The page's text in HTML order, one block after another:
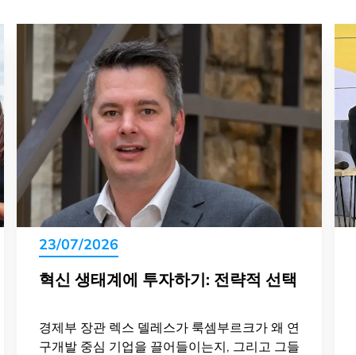
23/07/2026
혁신 생태계에 투자하기: 전략적 선택
경제부 장관 렉스 델레스가 룩셈부르크가 왜 연
구개발 중심 기업을 끌어들이는지, 그리고 그들